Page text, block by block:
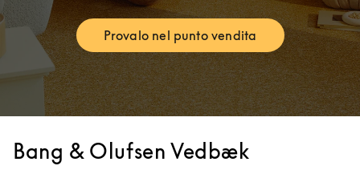
Provalo nel punto vendita
Link Opens in New Tab
Bang & Olufsen Vedbæk